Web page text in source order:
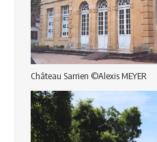
Château Sarrien ©Alexis MEYER